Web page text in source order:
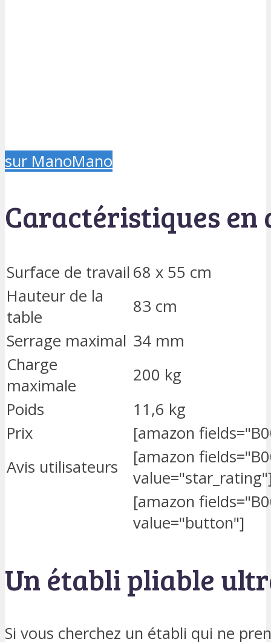
sur ManoMano
Caractéristiques en
Surface de travail 68 x 55 cm
Hauteur de la
table
83 cm
Serrage maximal 34 mm
Charge
maximale
200 kg
Poids
11,6 kg
Prix
[amazon
Avis utilisateurs
[amazon
[amazon
value="button"]
Un établi pliable
Si vous cherchez un établi qui ne